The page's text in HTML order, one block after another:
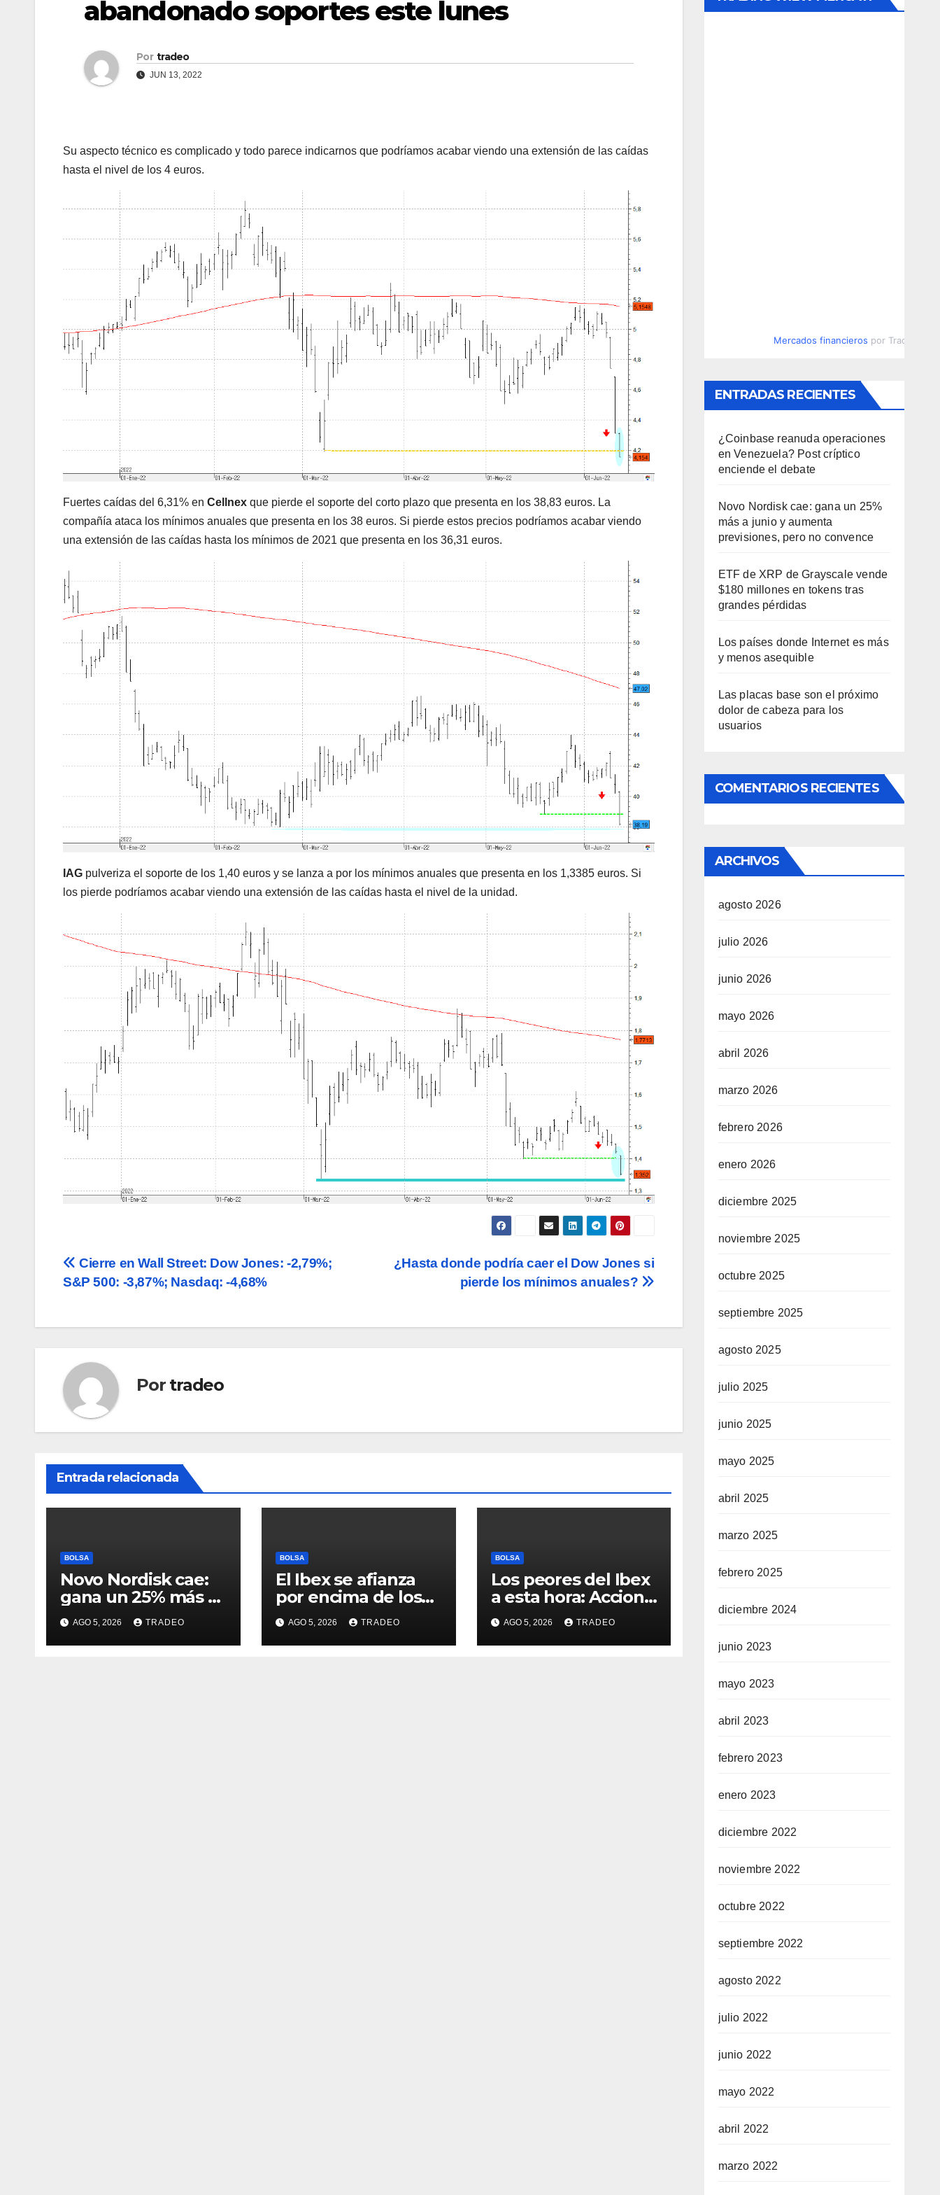
abandonado soportes este lunes
Por tradeo
JUN 13, 2022
Su aspecto técnico es complicado y todo parece indicarnos que podríamos acabar viendo una extensión de las caídas
hasta el nivel de los 4 euros.
Fuertes caídas del 6,31% en Cellnex que pierde el soporte del corto plazo que presenta en los 38,83 euros. La
compañía ataca los mínimos anuales que presenta en los 38 euros. Si pierde estos precios podríamos acabar viendo
una extensión de las caídas hasta los mínimos de 2021 que presenta en los 36,31 euros.
IAG pulveriza el soporte de los 1,40 euros y se lanza a por los mínimos anuales que presenta en los 1,3385 euros. Si
los pierde podríamos acabar viendo una extensión de las caídas hasta el nivel de la unidad.
Navegación
entradas
¿Hasta donde podría caer el Dow Jones si
pierde los mínimos anuales?
Cierre en Wall Street: Dow Jones: -2,79%;
S&P 500: -3,87%; Nasdaq: -4,68%
Por tradeo
Entrada relacionada
BOLSA
Novo Nordisk cae:
gana un 25% más a
junio y aumenta
previsiones, pero no
convence
AGO 5, 2026 TRADEO
BOLSA
El Ibex se afianza
por encima de los
20.100 puntos ante
las esperanzas
sobre Ormuz
AGO 5, 2026 TRADEO
BOLSA
Los peores del Ibex
a esta hora: Acciona
(-1,30%) y Acciona
Energía (-0,96%)
AGO 5, 2026 TRADEO
Mercados financieros por
ENTRADAS RECIENTES
¿Coinbase reanuda operaciones
en Venezuela? Post críptico
enciende el debate
Novo Nordisk cae: gana un 25%
más a junio y aumenta
previsiones, pero no convence
ETF de XRP de Grayscale vende
$180 millones en tokens tras
grandes pérdidas
Los países donde Internet es más
y menos asequible
Las placas base son el próximo
dolor de cabeza para los
usuarios
COMENTARIOS RECIENTES
ARCHIVOS
agosto 2026
julio 2026
junio 2026
mayo 2026
abril 2026
marzo 2026
febrero 2026
enero 2026
diciembre 2025
noviembre 2025
octubre 2025
septiembre 2025
agosto 2025
julio 2025
junio 2025
mayo 2025
abril 2025
marzo 2025
febrero 2025
diciembre 2024
junio 2023
mayo 2023
abril 2023
febrero 2023
enero 2023
diciembre 2022
noviembre 2022
octubre 2022
septiembre 2022
agosto 2022
julio 2022
junio 2022
mayo 2022
abril 2022
marzo 2022